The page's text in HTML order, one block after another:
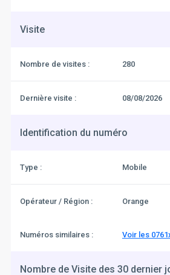
Visite
Nombre de visites : 280
Dernière visite : 08/08/2026
Identification du numéro
Type : Mobile
Opérateur / Région : Orange
Numéros similaires : Voir les
Nombre de Visite des 30 dernier